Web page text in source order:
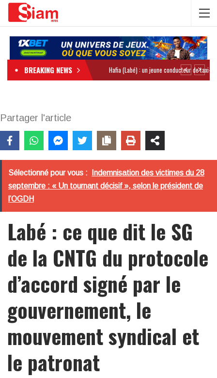
BREAKING NEWS
Partager l'article
Sélectionné pour vous :
Indemnisation des victimes du 28
septembre : « Un tournant décisif », selon le président de
l’OGDH
Labé : ce que dit le SG
de la CNTG du protocole
d’accord signé par le
gouvernement, le
mouvement syndical et
le patronat